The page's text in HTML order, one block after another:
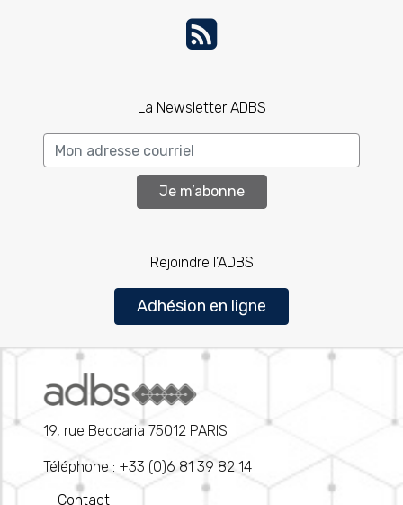
La Newsletter ADBS
Je m’abonne
Rejoindre l’ADBS
Adhésion en ligne
19, rue Beccaria 75012 PARIS
Téléphone : +33 (0)6 81 39 82 14
Contact